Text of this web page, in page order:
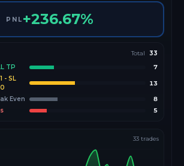
PNL +236.67%
Total 33
TP
7
- SL
13
Even
8
5
33 trades